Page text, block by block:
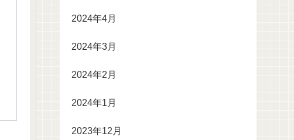
2024年4月
2024年3月
2024年2月
2024年1月
2023年12月